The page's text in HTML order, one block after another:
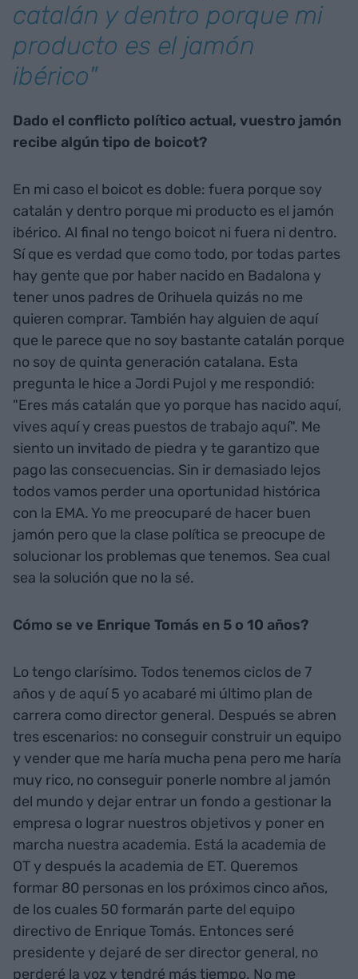
En esto estamos y de una forma seria. Tengo muy
en cuenta en lo que dicen los clientes. Cómo se
cocina el jamón? Con sal y con tiempo. Ahora, la
industria y la tecnología hacen que lo puedas
"En mi caso el boicot es
doble: fuera porque soy
catalán y dentro porque mi
producto es el jamón
ibérico"
Dado el conflicto político actual, vuestro jamón
recibe algún tipo de boicot?
En mi caso el boicot es doble: fuera porque soy
catalán y dentro porque mi producto es el jamón
ibérico. Al final no tengo boicot ni fuera ni dentro.
Sí que es verdad que como todo, por todas partes
hay gente que por haber nacido en Badalona y
tener unos padres de Orihuela quizás no me
quieren comprar. También hay alguien de aquí
que le parece que no soy bastante catalán porque
no soy de quinta generación catalana. Esta
pregunta le hice a Jordi Pujol y me respondió:
vives aquí y creas puestos de trabajo aquí". Me
pago las consecuencias. Sin ir demasiado lejos
todos vamos perder una oportunidad histórica
con la EMA. Yo me preocuparé de hacer buen
jamón pero que la clase política se preocupe de
solucionar los problemas que tenemos. Sea cual
sea la solución que no la sé.
Cómo se ve Enrique Tomás en 5 o 10 años?
Lo tengo clarísimo. Todos tenemos ciclos de 7
años y de aquí 5 yo acabaré mi último plan de
carrera como director general. Después se abren
tres escenarios: no conseguir construir un equipo
y vender que me haría mucha pena pero me haría